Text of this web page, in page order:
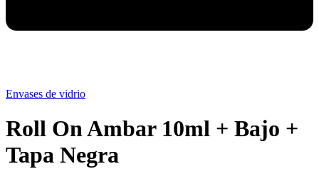
Envases de vidrio
Roll On Ambar 10ml + Bajo +
Tapa Negra